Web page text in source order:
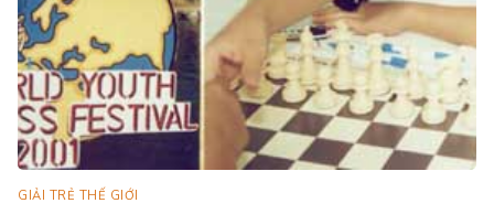
GIẢI TRẺ THẾ GIỚI